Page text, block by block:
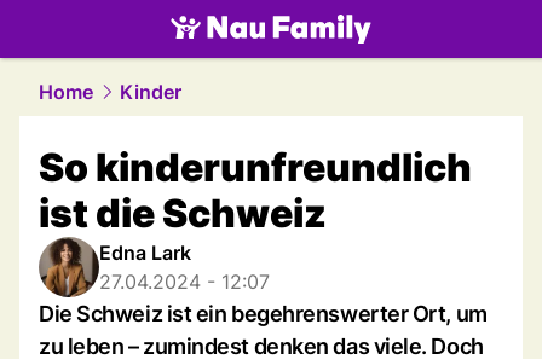
family.NAU.ch
Home Kinder
So kinderunfreundlich
ist die Schweiz
Edna Lark
27.04.2024 - 12:07
Die Schweiz ist ein begehrenswerter Ort, um
zu leben – zumindest denken das viele. Doch